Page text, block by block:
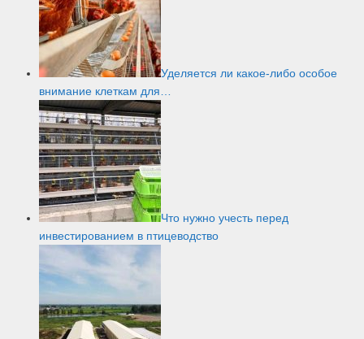
Уделяется ли какое-либо особое
внимание клеткам для…
Что нужно учесть перед
инвестированием в птицеводство